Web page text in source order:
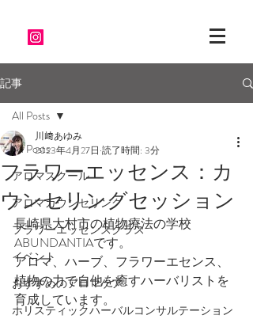
記事
All Posts
アロマスクール
アロマカウンセリング
フラワーエッセンスクラス
イベント
おすすめのアロマケア
ホリスティックハーバルコンサルテーション
All Posts
フラワーエッセンス：カ
ウンセリングセッション
川﨑あゆみ
2023年4月27日 読了時間: 3分
長崎県大村市の植物療法の学校
ABUNDANTIAです。
アロマ、ハーブ、フラワーエセンス、
植物の力で自他を癒すハーバリストを
育成しています。